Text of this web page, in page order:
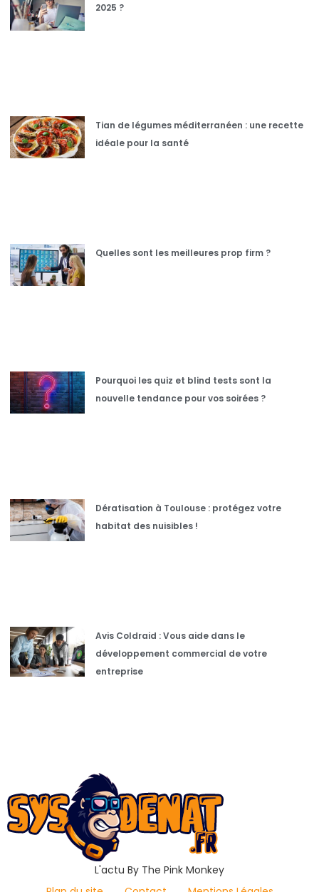
2025 ?
Tian de légumes méditerranéen : une recette
idéale pour la santé
Quelles sont les meilleures prop firm ?
Pourquoi les quiz et blind tests sont la
nouvelle tendance pour vos soirées ?
Dératisation à Toulouse : protégez votre
habitat des nuisibles !
Avis Coldraid : Vous aide dans le
développement commercial de votre
entreprise
L'actu By The Pink Monkey